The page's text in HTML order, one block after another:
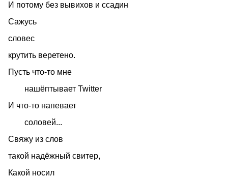
И потому без вывихов и ссадин
Сажусь
словес
крутить веретено.
Пусть что-то мне
нашёптывает Twitter
И что-то напевает
соловей...
Свяжу из слов
такой надёжный свитер,
Какой носил